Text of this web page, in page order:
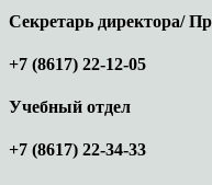
Секретарь директора/
+7 (8617) 22-12-05
Учебный отдел
+7 (8617) 22-34-33